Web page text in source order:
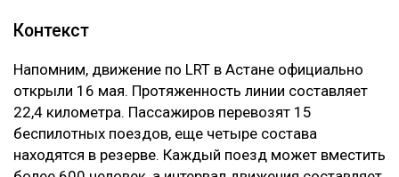
Контекст
Напомним, движение по LRT в Астане официально
открыли 16 мая. Протяженность линии составляет
22,4 километра. Пассажиров перевозят 15
беспилотных поездов, еще четыре состава
находятся в резерве. Каждый поезд может вместить